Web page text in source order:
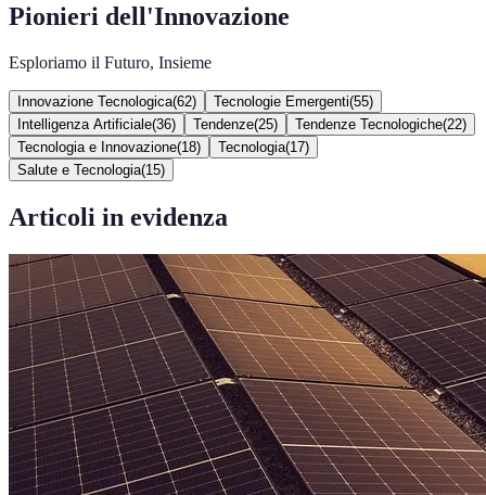
Pionieri dell'Innovazione
Esploriamo il Futuro, Insieme
Innovazione Tecnologica(62) Tecnologie Emergenti(55)
Intelligenza Artificiale(36) Tendenze(25) Tendenze Tecnologiche(22)
Tecnologia e Innovazione(18) Tecnologia(17)
Salute e Tecnologia(15)
Articoli in evidenza